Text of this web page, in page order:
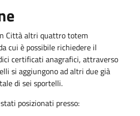
Città altri quattro totem
cui è possibile richiedere il
certificati anagrafici, attraverso
si aggiungono ad altri due già
di sei sportelli.
posizionati presso: